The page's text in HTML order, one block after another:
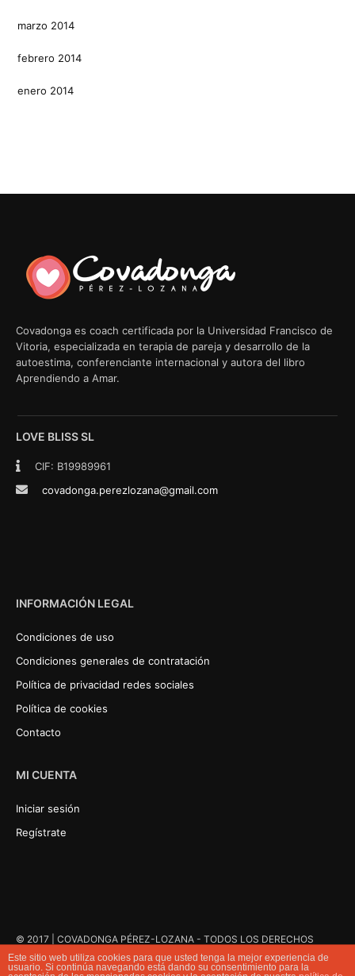
marzo 2014
febrero 2014
enero 2014
Covadonga es coach certificada por la Universidad Francisco de
Vitoria, especializada en terapia de pareja y desarrollo de la
autoestima, conferenciante internacional y autora del libro
Aprendiendo a Amar.
LOVE BLISS SL
CIF: B19989961
covadonga.perezlozana@gmail.com
INFORMACIÓN LEGAL
Condiciones de uso
Condiciones generales de contratación
Política de privacidad redes sociales
Política de cookies
Contacto
MI CUENTA
Iniciar sesión
Regístrate
© 2017 | COVADONGA PÉREZ-LOZANA - TODOS LOS DERECHOS
RESERVADOS
Este sitio web utiliza cookies para que usted tenga la mejor experiencia de
usuario. Si continúa navegando está dando su consentimiento para la